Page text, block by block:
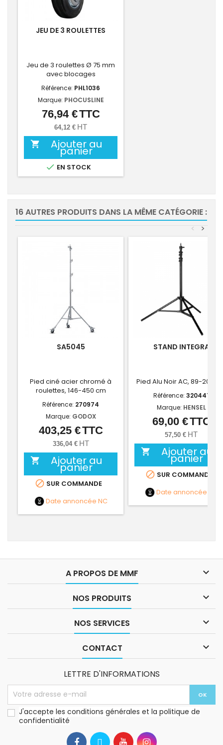
JEU DE 3 ROULETTES
Jeu de 3 roulettes Ø 75 mm
avec blocages
Référence: PHL1036
Marque: PHOCUSLINE
Prix
76,94 €TTC
64,12 € HT
 Ajouter au
panier
 EN STOCK
16 AUTRES PRODUITS DANS LA MÊME CATÉGORIE :
>
<
SA5045
Pied ciné acier chromé à
roulettes, 146-450 cm
Référence: 270974
Marque: GODOX
Prix
403,25 €TTC
336,04 € HT
 Ajouter au
panier
 SUR COMMANDE
Date annoncée NC
STAND INTEGRA
Pied Alu Noir AC, 89-205
Référence: 320441
Marque: HENSEL
Prix
69,00 €TTC
57,50 € HT
 Ajouter au
panier
 SUR COMMANDE
Date annoncée
A PROPOS DE MMF 
NOS PRODUITS 
NOS SERVICES 
CONTACT 
LETTRE D'INFORMATIONS
J'accepte les conditions générales et la politique de
confidentialité